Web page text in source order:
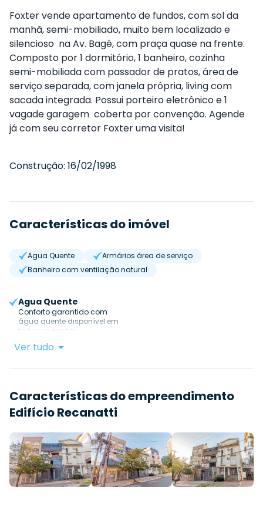
Foxter vende apartamento de fundos, com sol da
manhã, semi-mobiliado, muito bem localizado e
silencioso na Av. Bagé, com praça quase na frente.
Composto por 1 dormitório, 1 banheiro, cozinha
semi-mobiliada com passador de pratos, área de
serviço separada, com janela própria, living com
sacada integrada. Possui porteiro eletrônico e 1
vagade garagem coberta por convenção. Agende
já com seu corretor Foxter uma visita!
Construção: 16/02/1998
Características do imóvel
Agua Quente
Armários área de serviço
Banheiro com ventilação natural
Agua Quente
Conforto garantido com
água quente disponível em
todos os pontos.
Ver tudo
Características do empreendimento
Edifício Recanatti